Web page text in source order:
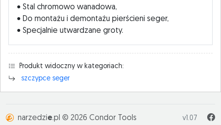
• Stal chromowo wanadowa,
• Do montażu i demontażu pierścieni seger,
• Specjalnie utwardzane groty.
Produkt widoczny w kategoriach:
szczypce seger
narzedzie.pl © 2026 Condor Tools v1.07